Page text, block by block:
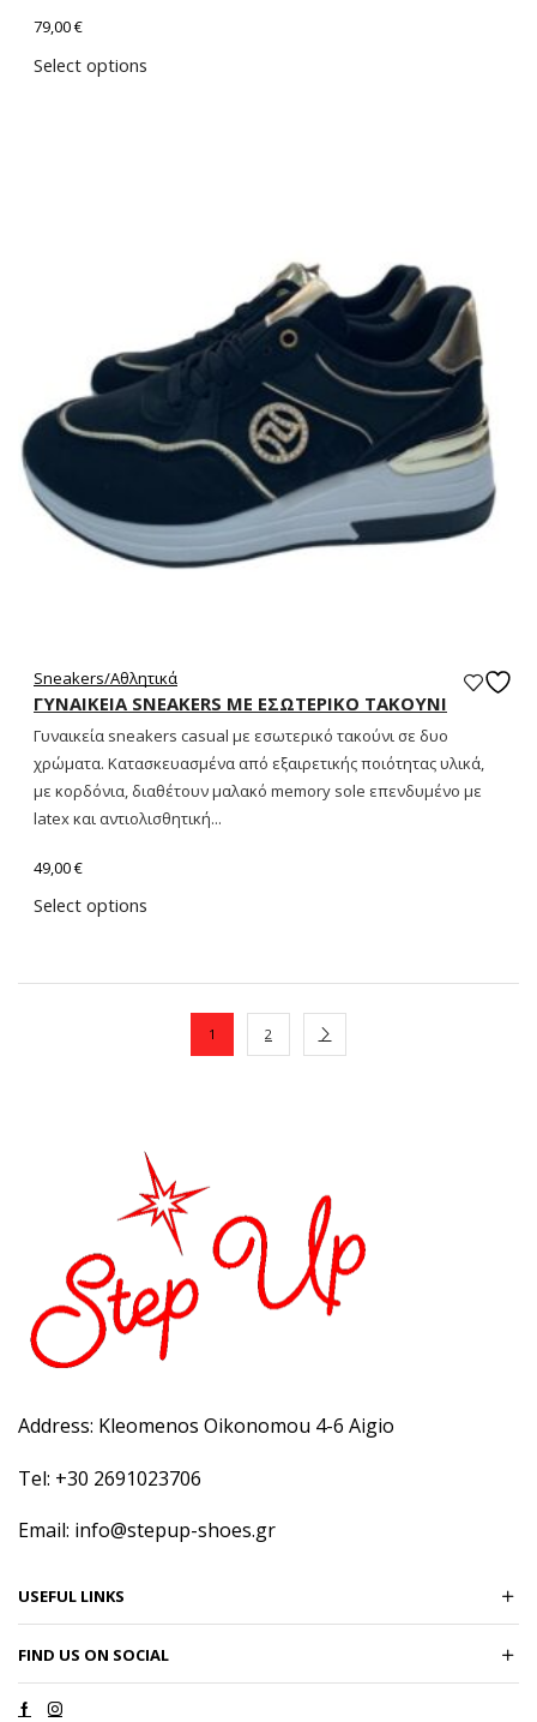
79,00€
Select options
Sneakers/Aθλητικά
ΓΥΝΑΙΚΕΙΑ SNEAKERS ΜΕ ΕΣΩΤΕΡΙΚΟ ΤΑΚΟΥΝΙ
Γυναικεία sneakers casual με εσωτερικό τακούνι σε δυο
χρώματα. Κατασκευασμένα από εξαιρετικής ποιότητας υλικά,
με κορδόνια, διαθέτουν μαλακό memory sole επενδυμένο με
latex και αντιολισθητική...
49,00€
Select options
1 2
Address: Kleomenos Oikonomou 4-6 Aigio
Tel: +30 2691023706
Email: info@stepup-shoes.gr
USEFUL LINKS
FIND US ON SOCIAL